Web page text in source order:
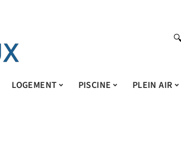
LOGEMENT PISCINE PLEIN AIR